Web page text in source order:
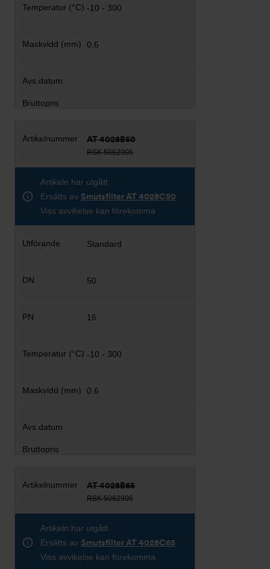
-10 - 300
0.6
AT 4028B50
RSK 5062905
Artikeln har utgått
Ersätts av Smutsfilter AT 4028C50
Viss avvikelse kan förekomma
Standard
50
16
-10 - 300
0.6
AT 4028B65
RSK 5062906
Artikeln har utgått
Ersätts av Smutsfilter AT 4028C65
Viss avvikelse kan förekomma